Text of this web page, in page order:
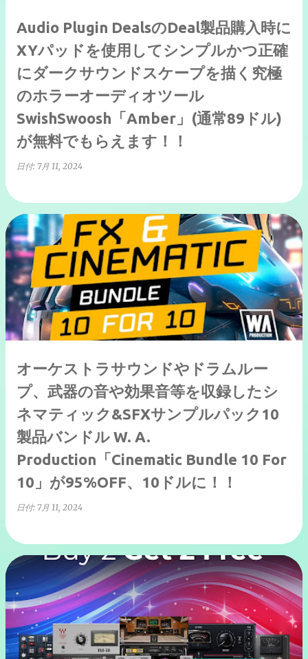
Audio Plugin DealsのDeal製品購入時に
XYパッドを使用してシンプルかつ正確
にダークサウンドスケープを描く究極
のホラーオーディオツール
SwishSwoosh「Amber」(通常89ドル)
が無料でもらえます！！
日付: 7月 11, 2024
オーケストラサウンドやドラムルー
プ、武器の音や効果音等を収録したシ
ネマティック&SFXサンプルパック10
製品バンドル W. A.
Production「Cinematic Bundle 10 For
10」が95%OFF、10ドルに！！
日付: 7月 11, 2024